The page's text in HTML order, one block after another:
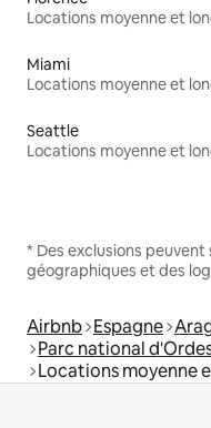
Miami
Seattle
* Des exclusions
géographiques et des
Airbnb Espagne
Parc national
Locations moyenne